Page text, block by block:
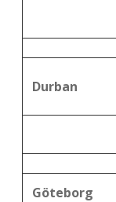
Durban
Göteborg